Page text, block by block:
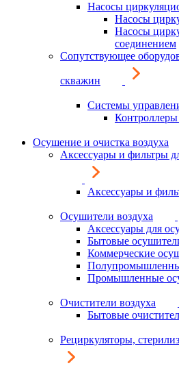
Насосы
Насосы
Насосы
соединением
Сопутствующее
скважин
Системы
Контроллеры
Осушение и очистка воздуха
Аксессуары и фильтры
Аксессуары и
Осушители воздуха
Аксессуары для
Бытовые
Коммерческие
Промышленные
Очистители воздуха
Бытовые
Рециркуляторы,